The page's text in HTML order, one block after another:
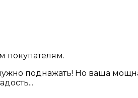
покупателям.
поднажать! Но ваша